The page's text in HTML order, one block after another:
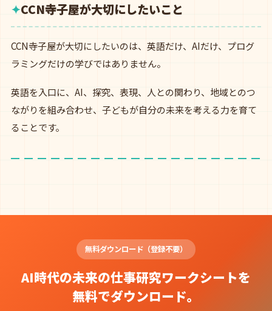
CCN寺子屋が大切にしたいこと
CCN寺子屋が大切にしたいのは、英語だけ、AIだけ、プログ
ラミングだけの学びではありません。
英語を入口に、AI、探究、表現、人との関わり、地域とのつ
ながりを組み合わせ、子どもが自分の未来を考える力を育て
ることです。
無料ダウンロード（登録不要）
AI時代の未来の仕事研究ワークシートを
無料でダウンロード。